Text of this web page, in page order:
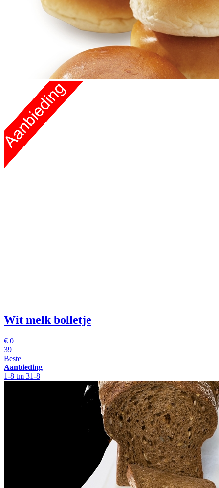
Wit melk bolletje
€ 0
39
Bestel
Aanbieding
1-8 tm 31-8